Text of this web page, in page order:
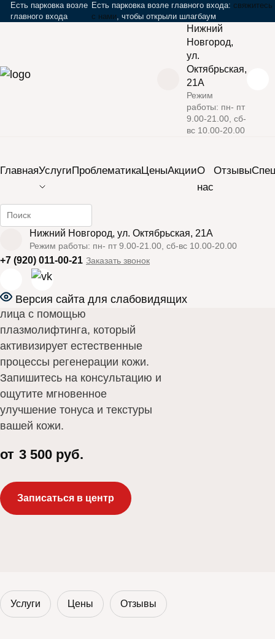
Есть парковка возле
главного входа
Есть парковка возле главного входа: свяжитесь
с нами, чтобы открыли шлагбаум
Нижний
Новгород,
ул.
Октябрьская,
21А
Режим
работы: пн- пт
9.00-21.00, сб-
вс 10.00-20.00
ГлавнаяУслугиПроблематикаЦеныАкцииО
нас
Отзывы
Нижний Новгород, ул. Октябрьская, 21А
Режим работы: пн- пт 9.00-21.00, сб-вс 10.00-20.00
+7 (920) 011-00-21 Заказать звонок
Версия сайта для слабовидящих
Инъекционная косметология›
Плазмолифтинг
лица
Обновите и омолодите кожу
лица с помощью
плазмолифтинга, который
активизирует естественные
процессы регенерации кожи.
Запишитесь на консультацию и
ощутите мгновенное
улучшение тонуса и текстуры
вашей кожи.
от 3 500 руб.
Записаться в центр
Услуги Цены Отзывы